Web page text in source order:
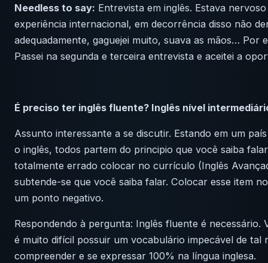
Needless to say: Entrevista em inglês. Estava
experiência internacional, em decorrência disso não
adequadamente, gaguejei muito, suava as mãos… Por
Passei na segunda e terceira entrevista e aceitei a
É preciso ter inglês fluente? Inglês nível
Assunto interessante a se discutir. Estando em um
o inglês, todos partem do principio que você saiba
totalmente errado colocar no currículo (Inglês
subtende-se que você saiba falar. Colocar esse item
um ponto negativo.
Respondendo à pergunta: Inglês fluente é necessário.
é muito difícil possuir um vocabulário impecável de tal
compreender e se expressar 100% na língua inglesa.